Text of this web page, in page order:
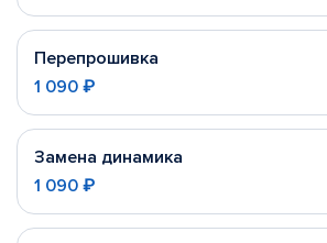
Перепрошивка
1 090 ₽
Замена динамика
1 090 ₽